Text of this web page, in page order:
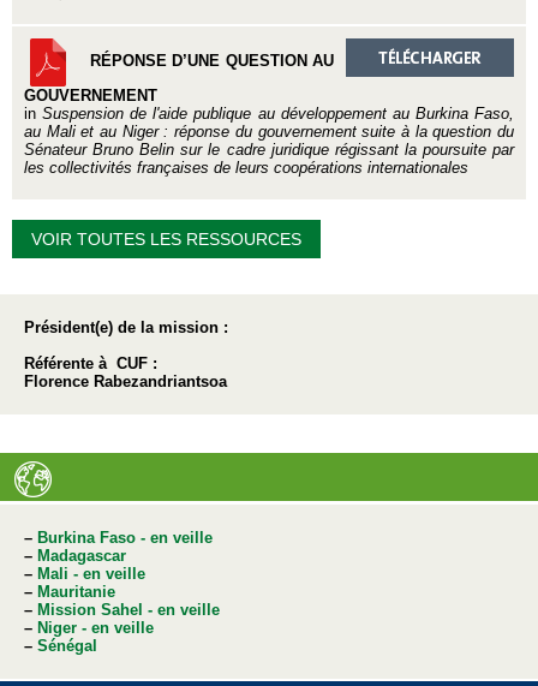
RÉPONSE D’UNE QUESTION AU
GOUVERNEMENT
inSuspension de l'aide publique au développement au Burkina Faso,
au Mali et au Niger : réponse du gouvernement suite à la question du
Sénateur Bruno Belin sur le cadre juridique régissant la poursuite par
les collectivités françaises de leurs coopérations internationales
VOIR TOUTES LES RESSOURCES
Président(e) de la mission :
Référente à CUF :
Florence Rabezandriantsoa
– Burkina Faso - en veille
– Madagascar
– Mali - en veille
– Mauritanie
– Mission Sahel - en veille
– Niger - en veille
– Sénégal